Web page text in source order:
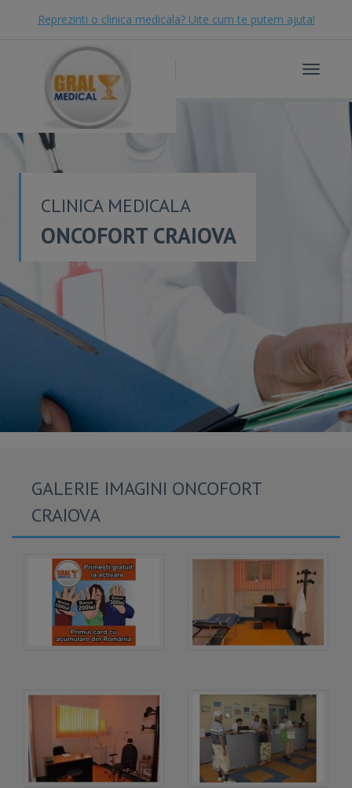
Reprezinti o clinica medicala? Uite cum te putem ajuta!
Toggle
CLINICA MEDICALA
ONCOFORT CRAIOVA
GALERIE IMAGINI ONCOFORT
CRAIOVA